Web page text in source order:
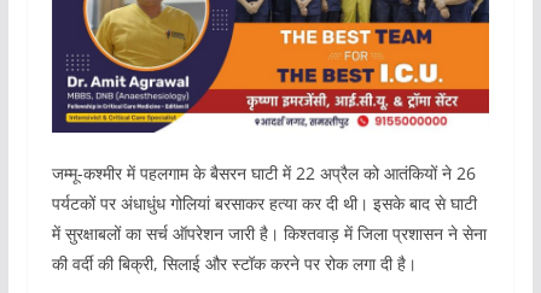
जम्मू-कश्मीर में पहलगाम के बैसरन घाटी में 22 अप्रैल को आतंकियों ने 26
पर्यटकों पर अंधाधुंध गोलियां बरसाकर हत्या कर दी थी। इसके बाद से घाटी
में सुरक्षाबलों का सर्च ऑपरेशन जारी है। किश्तवाड़ में जिला प्रशासन ने सेना
की वर्दी की बिक्री, सिलाई और स्टॉक करने पर रोक लगा दी है।